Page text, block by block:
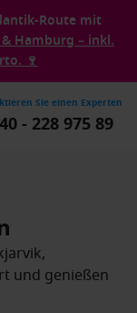
Route mit
Hamburg – inkl.
🍷
Sie einen Experten
- 228 975 89
und genießen